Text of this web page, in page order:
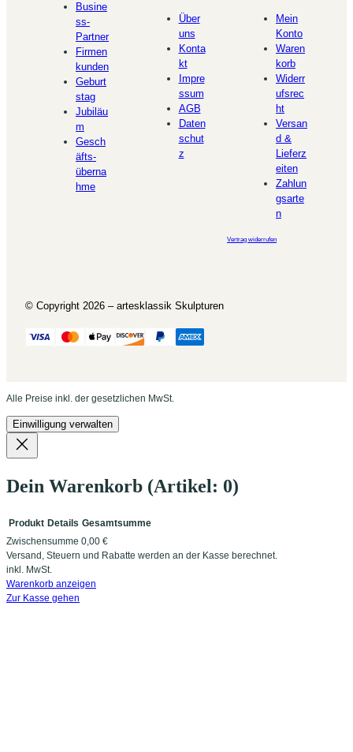
Busine
ss-
Partner
Firmen
kunden
Geburt
stag
Jubiläu
m
Gesch
äfts-
überna
hme
Über
uns
Konta
kt
Impre
ssum
AGB
Daten
schut
z
Mein
Konto
Waren
korb
Widerr
ufsrec
ht
Versan
d &
Lieferz
eiten
Zahlun
gsarte
n
Vertrag widerrufen
© Copyright 2026 – artesklassik Skulpturen
Alle Preise inkl. der gesetzlichen MwSt.
Einwilligung verwalten
Dein Warenkorb (Artikel: 0)
Produkte
im
Warenkorb
Produkt Details Gesamtsumme
Zwischensumme 0,00 €
Versand, Steuern und Rabatte werden an der Kasse berechnet.
inkl. MwSt.
Warenkorb anzeigen
Zur Kasse gehen